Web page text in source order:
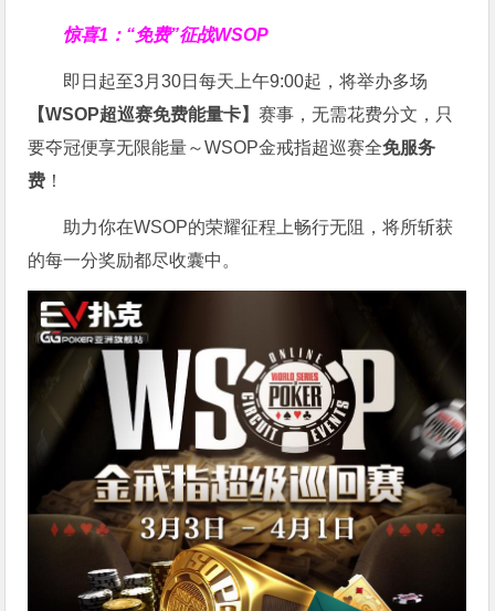
惊喜1：“免费”征战WSOP
即日起至3月30日每天上午9:00起，将举办多场
【WSOP超巡赛免费能量卡】赛事，无需花费分文，只
要夺冠便享无限能量～WSOP金戒指超巡赛全免服务
费 ！
助力你在WSOP的荣耀征程上畅行无阻，将所斩获
的每一分奖励都尽收囊中。